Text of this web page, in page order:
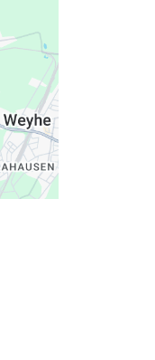
in